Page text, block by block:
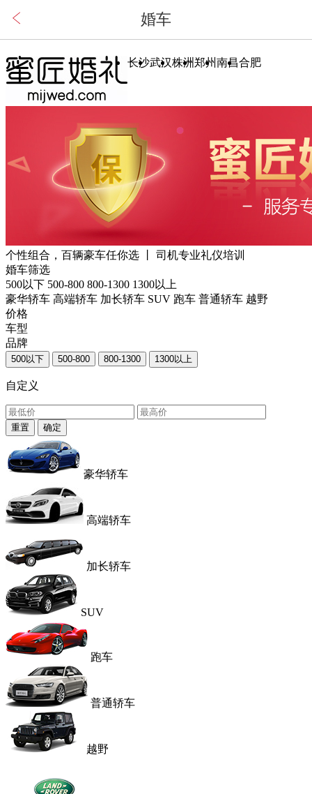
长沙武汉株洲郑州南昌合肥
个性组合，百辆豪车任你选 丨 司机专业礼仪培训
婚车筛选
500以下 500-800 800-1300 1300以上
豪华轿车 高端轿车 加长轿车 SUV 跑车 普通轿车 越野
价格
车型
品牌
500以下 500-800 800-1300 1300以上
自定义
重置 确定
豪华轿车
高端轿车
加长轿车
SUV
跑车
普通轿车
越野